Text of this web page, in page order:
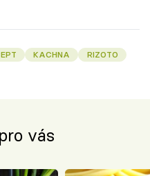
KACHNA
RIZOTO
vás